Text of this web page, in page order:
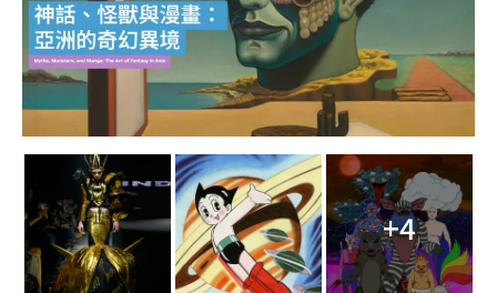
+4